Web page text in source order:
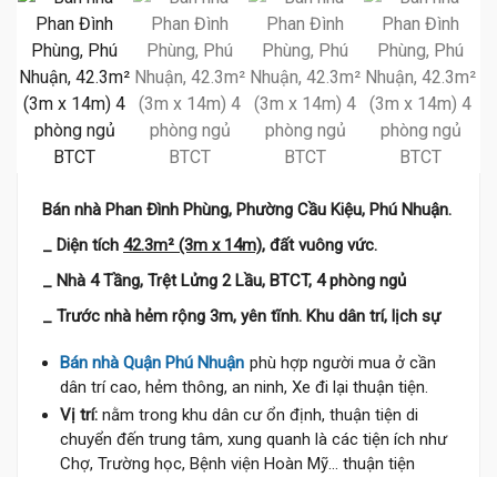
Bán nhà Phan Đình Phùng, Phường Cầu Kiệu, Phú Nhuận.
_ Diện tích 42.3m² (3m x 14m), đất vuông vức.
_ Nhà 4 Tầng, Trệt Lửng 2 Lầu, BTCT, 4 phòng ngủ
_ Trước nhà hẻm rộng 3m, yên tĩnh. Khu dân trí, lịch sự
Bán nhà Quận Phú Nhuận phù hợp người mua ở cần
dân trí cao, hẻm thông, an ninh, Xe đi lại thuận tiện.
Vị trí: nằm trong khu dân cư ổn định, thuận tiện di
chuyển đến trung tâm, xung quanh là các tiện ích như
Chợ, Trường học, Bệnh viện Hoàn Mỹ... thuận tiện